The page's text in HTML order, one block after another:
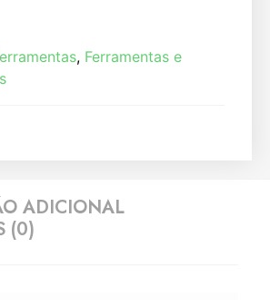
, Ferramentas e
ADICIONAL
(0)